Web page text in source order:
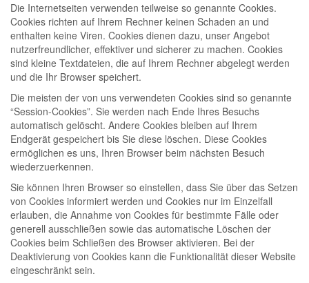
Die Internetseiten verwenden teilweise so genannte Cookies.
Cookies richten auf Ihrem Rechner keinen Schaden an und
enthalten keine Viren. Cookies dienen dazu, unser Angebot
nutzerfreundlicher, effektiver und sicherer zu machen. Cookies
sind kleine Textdateien, die auf Ihrem Rechner abgelegt werden
und die Ihr Browser speichert.
Die meisten der von uns verwendeten Cookies sind so genannte
“Session-Cookies”. Sie werden nach Ende Ihres Besuchs
automatisch gelöscht. Andere Cookies bleiben auf Ihrem
Endgerät gespeichert bis Sie diese löschen. Diese Cookies
ermöglichen es uns, Ihren Browser beim nächsten Besuch
wiederzuerkennen.
Sie können Ihren Browser so einstellen, dass Sie über das Setzen
von Cookies informiert werden und Cookies nur im Einzelfall
erlauben, die Annahme von Cookies für bestimmte Fälle oder
generell ausschließen sowie das automatische Löschen der
Cookies beim Schließen des Browser aktivieren. Bei der
Deaktivierung von Cookies kann die Funktionalität dieser Website
eingeschränkt sein.